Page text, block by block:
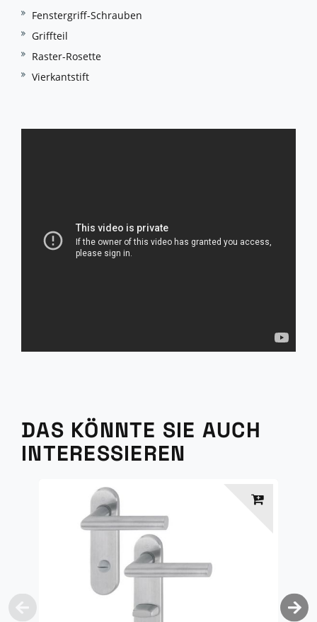
Fenstergriff-Schrauben
Griffteil
Raster-Rosette
Vierkantstift
DAS KÖNNTE SIE AUCH
INTERESSIEREN